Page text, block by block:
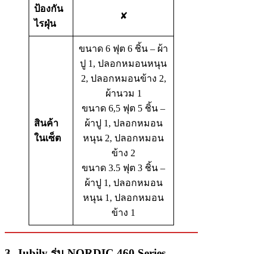
ป้องกัน
ไรฝุ่น
✘
สินค้า
ในเซ็ต
ขนาด 6 ฟุต 6 ชิ้น – ผ้า
ปู 1, ปลอกหมอนหนุน
2, ปลอกหมอนข้าง 2,
ผ้านวม 1
ขนาด 6,5 ฟุต 5 ชิ้น –
ผ้าปู 1, ปลอกหมอน
หนุน 2, ปลอกหมอน
ข้าง 2
ขนาด 3.5 ฟุต 3 ชิ้น –
ผ้าปู 1, ปลอกหมอน
หนุน 1, ปลอกหมอน
ข้าง 1